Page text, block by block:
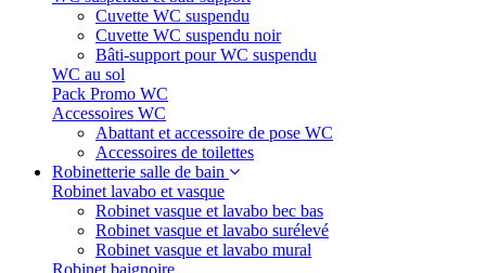
Cuvette WC suspendu
Cuvette WC suspendu noir
Bâti-support pour WC suspendu
WC au sol
Pack Promo WC
Accessoires WC
Abattant et accessoire de pose WC
Accessoires de toilettes
Robinetterie salle de bain
Robinet lavabo et vasque
Robinet vasque et lavabo bec bas
Robinet vasque et lavabo surélevé
Robinet vasque et lavabo mural
Robinet baignoire